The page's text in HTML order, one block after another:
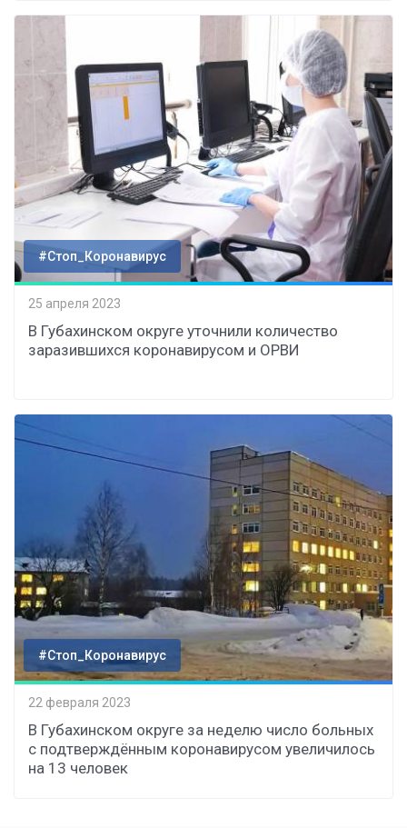
#Стоп_Коронавирус
25 апреля 2023
В Губахинском округе уточнили количество
заразившихся коронавирусом и ОРВИ
#Стоп_Коронавирус
22 февраля 2023
В Губахинском округе за неделю число больных
с подтверждённым коронавирусом увеличилось
на 13 человек